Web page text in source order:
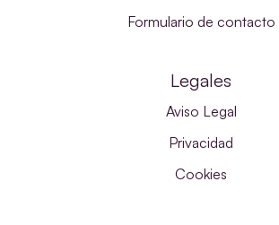
Formulario de contacto
Legales
Aviso Legal
Privacidad
Cookies